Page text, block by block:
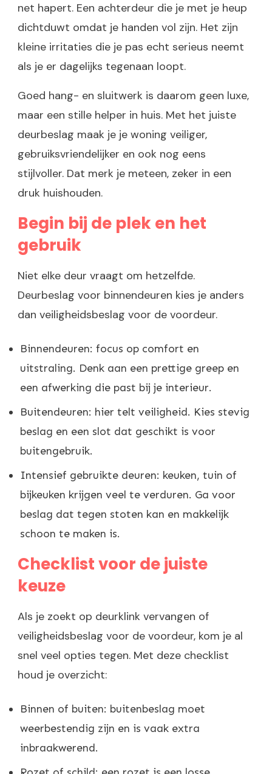
net hapert. Een achterdeur die je met je heup
dichtduwt omdat je handen vol zijn. Het zijn
kleine irritaties die je pas echt serieus neemt
als je er dagelijks tegenaan loopt.
Goed hang- en sluitwerk is daarom geen luxe,
maar een stille helper in huis. Met het juiste
deurbeslag maak je je woning veiliger,
gebruiksvriendelijker en ook nog eens
stijlvoller. Dat merk je meteen, zeker in een
druk huishouden.
Begin bij de plek en het
gebruik
Niet elke deur vraagt om hetzelfde.
Deurbeslag voor binnendeuren kies je anders
dan veiligheidsbeslag voor de voordeur.
Binnendeuren: focus op comfort en
uitstraling. Denk aan een prettige greep en
een afwerking die past bij je interieur.
Buitendeuren: hier telt veiligheid. Kies stevig
beslag en een slot dat geschikt is voor
buitengebruik.
Intensief gebruikte deuren: keuken, tuin of
bijkeuken krijgen veel te verduren. Ga voor
beslag dat tegen stoten kan en makkelijk
schoon te maken is.
Checklist voor de juiste
keuze
Als je zoekt op deurklink vervangen of
veiligheidsbeslag voor de voordeur, kom je al
snel veel opties tegen. Met deze checklist
houd je overzicht:
Binnen of buiten: buitenbeslag moet
weerbestendig zijn en is vaak extra
inbraakwerend.